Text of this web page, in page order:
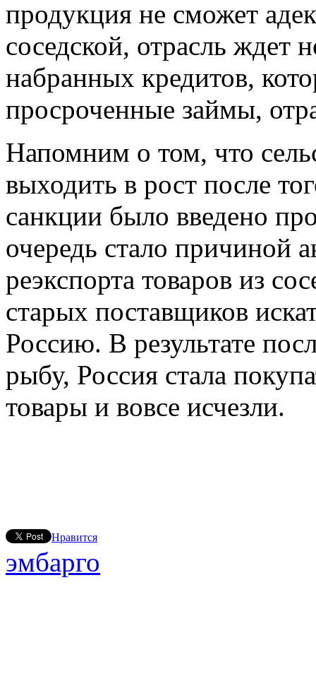
продукция не сможет
соседской, отрасль ждет
набранных кредитов,
просроченные займы,
Напомним о том, что
выходить в рост после
санкции было введено
очередь стало причиной
реэкспорта товаров из
старых поставщиков
Россию. В результате
рыбу, Россия стала
товары и вовсе исчезли.
Нравится
эмбарго